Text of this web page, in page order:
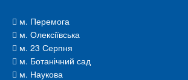
м. Перемога
м. Олексіївська
м. 23 Серпня
м. Ботанічний сад
м. Наукова